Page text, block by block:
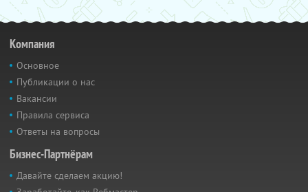
Компания
Основное
Публикации о нас
Вакансии
Правила сервиса
Ответы на вопросы
Бизнес-Партнёрам
Давайте сделаем акцию!